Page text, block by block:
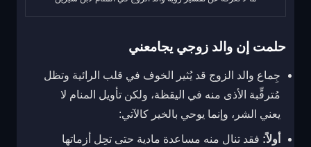
حلمت إن والد زوجي يجامعني
جِماع والد الزوج قد يُثير الخوف في قلب الرائية وتظل
مُترقِّبة الأذى منه في اليقظة، ولكن تأويل المنام لا
يعني الشر، وإنما يوحي بالخير كالآتي:
أولاً: فقد تنال منه مساعدة مادية حتى تحِل أزماتها